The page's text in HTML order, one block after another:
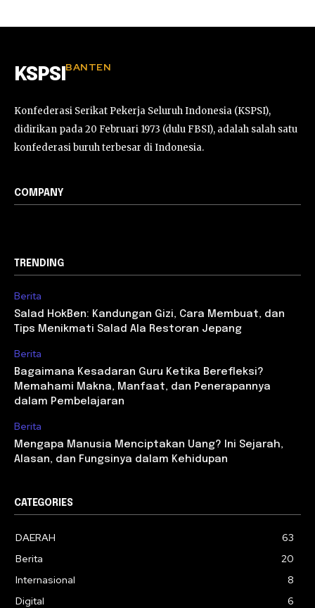
KSPSI BANTEN
Konfederasi Serikat Pekerja Seluruh Indonesia (KSPSI),
didirikan pada 20 Februari 1973 (dulu FBSI), adalah salah satu
konfederasi buruh terbesar di Indonesia.
COMPANY
TRENDING
Berita
Salad HokBen: Kandungan Gizi, Cara Membuat, dan
Tips Menikmati Salad Ala Restoran Jepang
Berita
Bagaimana Kesadaran Guru Ketika Berefleksi?
Memahami Makna, Manfaat, dan Penerapannya
dalam Pembelajaran
Berita
Mengapa Manusia Menciptakan Uang? Ini Sejarah,
Alasan, dan Fungsinya dalam Kehidupan
CATEGORIES
DAERAH
63
Berita
20
Internasional
8
Digital
6